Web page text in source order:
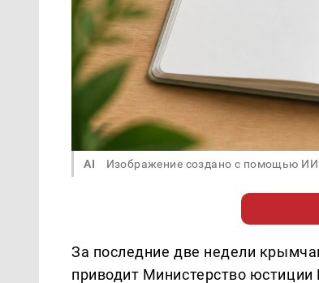
AI Изображение создано с помощью
За последние две недели
приводит Министерство